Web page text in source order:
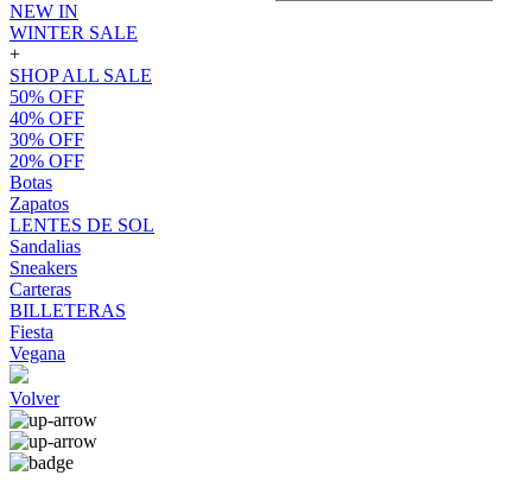
NEW IN
WINTER SALE
+
SHOP ALL SALE
50% OFF
40% OFF
30% OFF
20% OFF
Botas
Zapatos
LENTES DE SOL
Sandalias
Sneakers
Carteras
BILLETERAS
Fiesta
Vegana
Volver